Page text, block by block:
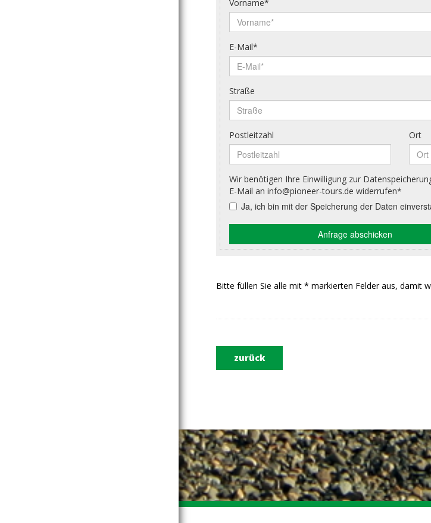
Bitte füllen Sie alle mit * markierten Felder aus, damit
zurück